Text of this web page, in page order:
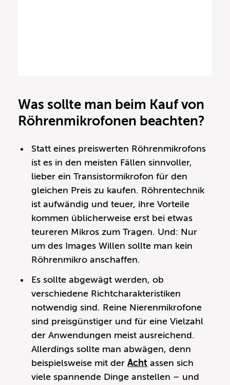
Was sollte man beim Kauf von
Röhrenmikrofonen beachten?
Statt eines preiswerten Röhrenmikrofons
ist es in den meisten Fällen sinnvoller,
lieber ein Transistormikrofon für den
gleichen Preis zu kaufen. Röhrentechnik
ist aufwändig und teuer, ihre Vorteile
kommen üblicherweise erst bei etwas
teureren Mikros zum Tragen. Und: Nur
um des Images Willen sollte man kein
Röhrenmikro anschaffen.
Es sollte abgewägt werden, ob
verschiedene Richtcharakteristiken
notwendig sind. Reine Nierenmikrofone
sind preisgünstiger und für eine Vielzahl
der Anwendungen meist ausreichend.
Allerdings sollte man abwägen, denn
beispielsweise mit derAcht assen sich
viele spannende Dinge anstellen – und